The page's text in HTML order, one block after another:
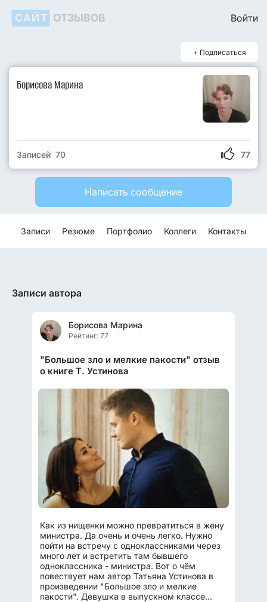
САЙТ ОТЗЫВОВ Войти
+ Подписаться
Борисова Марина
77
Записей 70
Написать сообщение
Записи Резюме Портфолио Коллеги Контакты
Записи автора
Борисова Марина
Рейтинг: 77
"Большое зло и мелкие пакости" отзыв
о книге Т. Устинова
Как из нищенки можно превратиться в жену
министра. Да очень и очень легко. Нужно
пойти на встречу с одноклассниками через
много лет и встретить там бывшего
одноклассника - министра. Вот о чём
повествует нам автор Татьяна Устинова в
произведении "Большое зло и мелкие
пакости". Девушка в выпускном классе